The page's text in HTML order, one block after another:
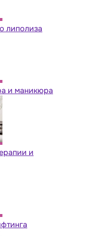
липолиза
и маникюра
и